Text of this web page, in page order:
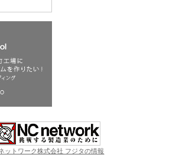
ットワーク株式会社 フジタの情報